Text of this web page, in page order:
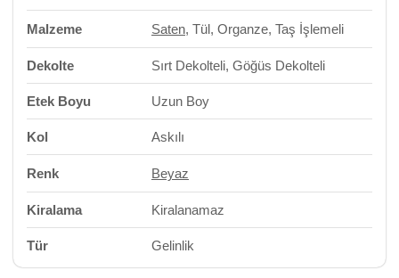
Malzeme Saten, Tül, Organze, Taş İşlemeli
Dekolte Sırt Dekolteli, Göğüs Dekolteli
Etek Boyu Uzun Boy
Kol Askılı
Renk Beyaz
Kiralama Kiralanamaz
Tür Gelinlik